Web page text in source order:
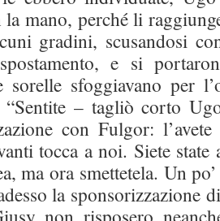
la mano, perché li
gradini, scusandosi
e si
sfoggiavano per
– tagliò corto
con Fulgor: l’avete
tocca a noi. Siete
ma ora smettetela. Un
la sponsorizzazione